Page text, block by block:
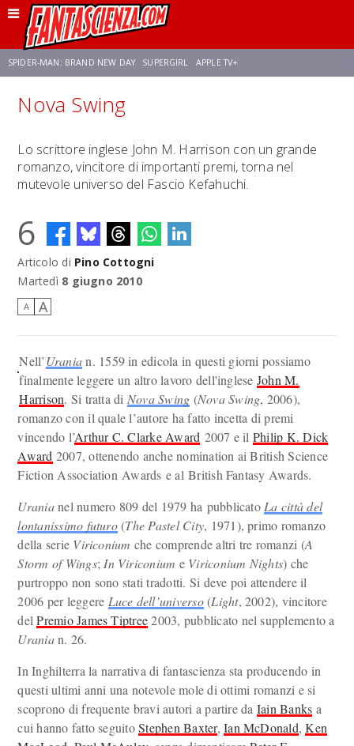
SPIDER-MAN: BRAND NEW DAY SUPERGIRL APPLE TV+
FRANCO RICCIARDIELLO ZENDAYA
NETFLIX SADIE SINK STAR TREK: STRANGE NEW WORLDS
Nova Swing
Lo scrittore inglese John M. Harrison con un grande
romanzo, vincitore di importanti premi, torna nel
mutevole universo del Fascio Kefahuchi.
6
Articolo di Pino Cottogni
Martedì 8 giugno 2010
A A
Nell’Uranian. 1559 in edicola in questi giorni possiamo
finalmente leggere un altro lavoro dell'inglese John M.
Harrison. Si tratta di Nova Swing (Nova Swing, 2006),
romanzo con il quale l’autore ha fatto incetta di premi
vincendo l’Arthur C. Clarke Award 2007 e il Philip K. Dick
Award 2007, ottenendo anche nomination ai British Science
Fiction Association Awards e al British Fantasy Awards.
Uranianel numero 809 del 1979 ha pubblicato La città del
lontanissimo futuro(The Pastel City, 1971), primo romanzo
della serie Viriconium che comprende altri tre romanzi (A
Storm of Wings; In Viriconium e Viriconium Nights) che
purtroppo non sono stati tradotti. Si deve poi attendere il
2006 per leggere Luce dell’universo(Light, 2002), vincitore
delPremio James Tiptree2003, pubblicato nel supplemento a
Uranian. 26.
In Inghilterra la narrativa di fantascienza sta producendo in
questi ultimi anni una notevole mole di ottimi romanzi e si
scoprono di frequente bravi autori a partire da Iain Banks a
cui hanno fatto seguitoStephen Baxter,Ian McDonald,Ken